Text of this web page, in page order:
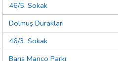
46/5. Sokak
Dolmuş Durakları
46/3. Sokak
Barış Manço Parkı